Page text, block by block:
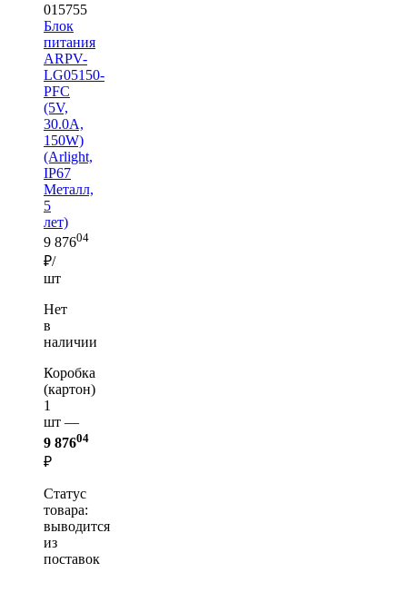
015755
Блок
питания
ARPV-
LG05150-
PFC
(5V,
30.0A,
150W)
(Arlight,
IP67
Металл,
5
лет)
9 87604
₽/
шт
Нет
в
наличии
Коробка
(картон)
1
шт —
9 87604
₽
Статус
товара:
выводится
из
поставок